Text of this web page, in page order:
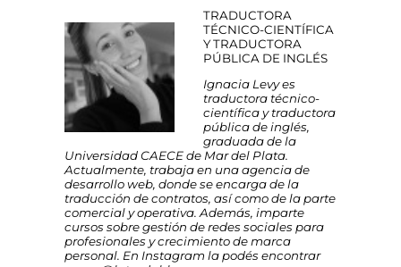
TRADUCTORA
TÉCNICO-CIENTÍFICA
Y TRADUCTORA
PÚBLICA DE INGLÉS
Ignacia Levy es
traductora técnico-
científica y traductora
pública de inglés,
graduada de la
Universidad CAECE de Mar del Plata.
Actualmente, trabaja en una agencia de
desarrollo web, donde se encarga de la
traducción de contratos, así como de la parte
comercial y operativa. Además, imparte
cursos sobre gestión de redes sociales para
profesionales y crecimiento de marca
personal. En Instagram la podés encontrar